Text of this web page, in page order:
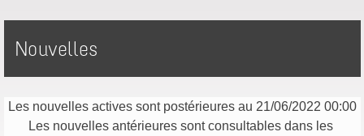
Nouvelles
Les nouvelles actives sont postérieures au 21/06/2022 00:00
Les nouvelles antérieures sont consultables dans les